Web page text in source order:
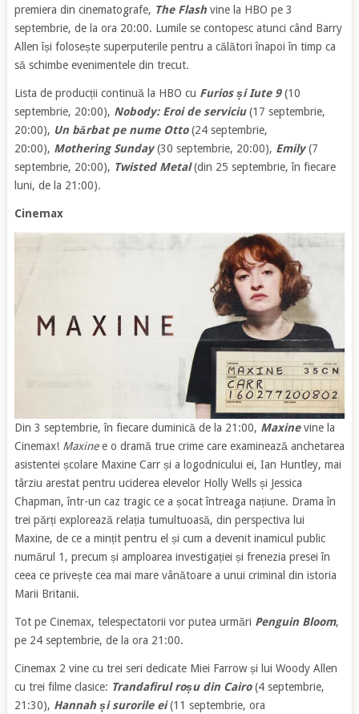
premiera din cinematografe, The Flashvine la HBO pe 3
septembrie, de la ora 20:00. Lumile se contopesc atunci când Barry
Allen își folosește superputerile pentru a călători înapoi în timp ca
să schimbe evenimentele din trecut.
Lista de producții continuă la HBO cu Furios și Iute 9(10
septembrie, 20:00), Nobody: Eroi de serviciu(17 septembrie,
20:00), Un bărbat pe nume Otto(24 septembrie,
20:00), Mothering Sunday(30 septembrie, 20:00), Emily(7
septembrie, 20:00), Twisted Metal(din 25 septembrie, în fiecare
luni, de la 21:00).
Cinemax
Din 3 septembrie, în fiecare duminică de la 21:00, Maxinevine la
Cinemax! Maxinee o dramă true crime care examinează anchetarea
asistentei școlare Maxine Carr și a logodnicului ei, Ian Huntley, mai
târziu arestat pentru uciderea elevelor Holly Wells și Jessica
Chapman, într-un caz tragic ce a șocat întreaga națiune. Drama în
trei părți explorează relația tumultuoasă, din perspectiva lui
Maxine, de ce a mințit pentru el și cum a devenit inamicul public
numărul 1, precum și amploarea investigației și frenezia presei în
ceea ce privește cea mai mare vânătoare a unui criminal din istoria
Marii Britanii.
Tot pe Cinemax, telespectatorii vor putea urmări Penguin Bloom,
pe 24 septembrie, de la ora 21:00.
Cinemax 2 vine cu trei seri dedicate Miei Farrow și lui Woody Allen
cu trei filme clasice: Trandafirul roșu din Cairo(4 septembrie,
21:30), Hannah și surorile ei(11 septembrie, ora